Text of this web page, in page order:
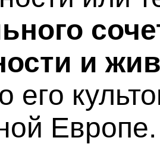
и
его
Европе.